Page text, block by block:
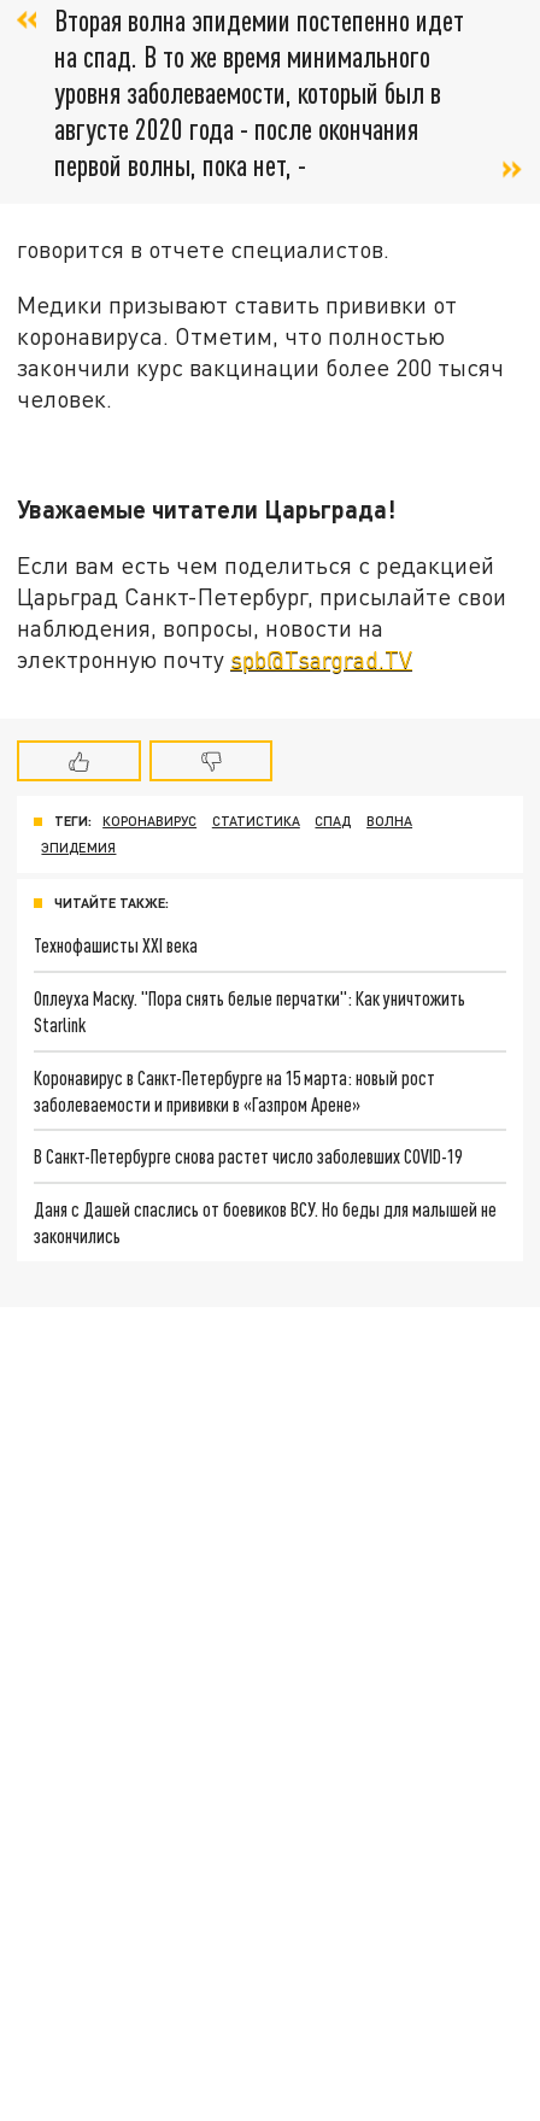
Вторая волна эпидемии постепенно идет
на спад. В то же время минимального
уровня заболеваемости, который был в
августе 2020 года - после окончания
первой волны, пока нет, -
говорится в отчете специалистов.
Медики призывают ставить прививки от
коронавируса. Отметим, что полностью
закончили курс вакцинации более 200 тысяч
человек.
Уважаемые читатели Царьграда!
Если вам есть чем поделиться с редакцией
Царьград Санкт-Петербург, присылайте свои
наблюдения, вопросы, новости на
электронную почту spb@Tsargrad.TV
ТЕГИ: КОРОНАВИРУС СТАТИСТИКА СПАД
ВОЛНА
ЭПИДЕМИЯ
ЧИТАЙТЕ ТАКЖЕ:
Технофашисты XXI века
Оплеуха Маску. "Пора снять белые перчатки": Как уничтожить
Starlink
Коронавирус в Санкт-Петербурге на 15 марта: новый рост
заболеваемости и прививки в «Газпром Арене»
В Санкт-Петербурге снова растет число заболевших COVID-19
Даня с Дашей спаслись от боевиков ВСУ. Но беды для малышей не
закончились